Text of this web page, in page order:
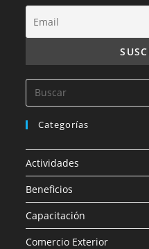
Categorías
Actividades
Beneficios
Capacitación
Comercio Exterior